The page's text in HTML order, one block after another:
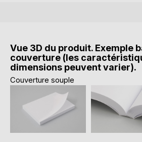
Vue 3D du produit. Exemple
couverture (les
dimensions peuvent varier).
Couverture souple